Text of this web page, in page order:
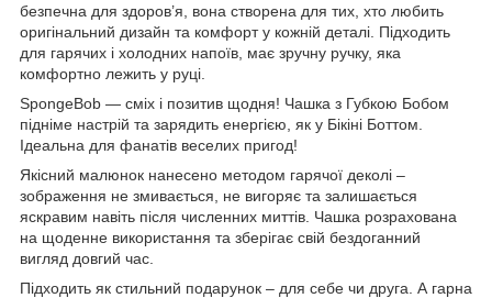
безпечна для здоров’я, вона створена для тих, хто любить
оригінальний дизайн та комфорт у кожній деталі. Підходить
для гарячих і холодних напоїв, має зручну ручку, яка
комфортно лежить у руці.
SpongeBob — сміх і позитив щодня! Чашка з Губкою Бобом
підніме настрій та зарядить енергією, як у Бікіні Боттом.
Ідеальна для фанатів веселих пригод!
Якісний малюнок нанесено методом гарячої деколі –
зображення не змивається, не вигоряє та залишається
яскравим навіть після численних миттів. Чашка розрахована
на щоденне використання та зберігає свій бездоганний
вигляд довгий час.
Підходить як стильний подарунок – для себе чи друга. А гарна